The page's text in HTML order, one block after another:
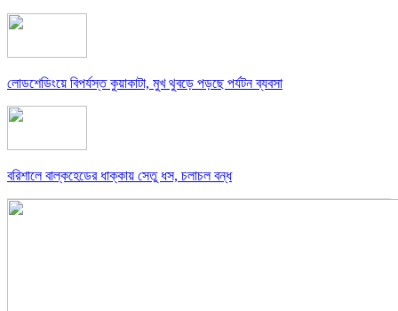
লোডশেডিংয়ে বিপর্যস্ত কুয়াকাটা, মুখ থুবড়ে পড়ছে পর্যটন ব্যবসা
বরিশালে বাল্কহেডের ধাক্কায় সেতু ধস, চলাচল বন্ধ